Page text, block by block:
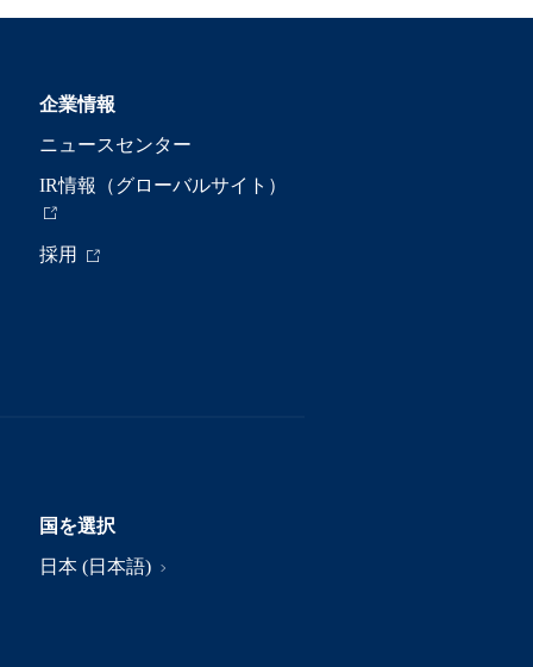
企業情報
ニュースセンター
IR情報（グローバルサイト）
採用
国を選択
日本 (日本語)